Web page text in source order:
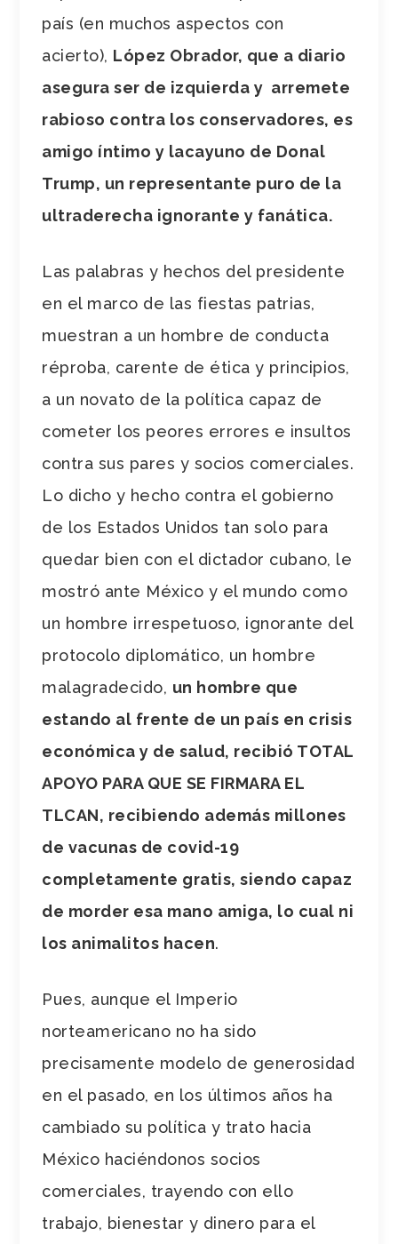
país (en muchos aspectos con
acierto), López Obrador, que a diario
asegura ser de izquierda y arremete
rabioso contra los conservadores, es
amigo íntimo y lacayuno de Donal
Trump, un representante puro de la
ultraderecha ignorante y fanática.
Las palabras y hechos del presidente
en el marco de las fiestas patrias,
muestran a un hombre de conducta
réproba, carente de ética y principios,
a un novato de la política capaz de
cometer los peores errores e insultos
contra sus pares y socios comerciales.
Lo dicho y hecho contra el gobierno
de los Estados Unidos tan solo para
quedar bien con el dictador cubano, le
mostró ante México y el mundo como
un hombre irrespetuoso, ignorante del
protocolo diplomático, un hombre
malagradecido, un hombre que
estando al frente de un país en crisis
económica y de salud, recibió TOTAL
APOYO PARA QUE SE FIRMARA EL
TLCAN, recibiendo además millones
de vacunas de covid-19
completamente gratis, siendo capaz
de morder esa mano amiga, lo cual ni
los animalitos hacen.
Pues, aunque el Imperio
norteamericano no ha sido
precisamente modelo de generosidad
en el pasado, en los últimos años ha
cambiado su política y trato hacia
México haciéndonos socios
comerciales, trayendo con ello
trabajo, bienestar y dinero para el